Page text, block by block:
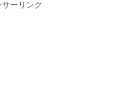
サーリンク